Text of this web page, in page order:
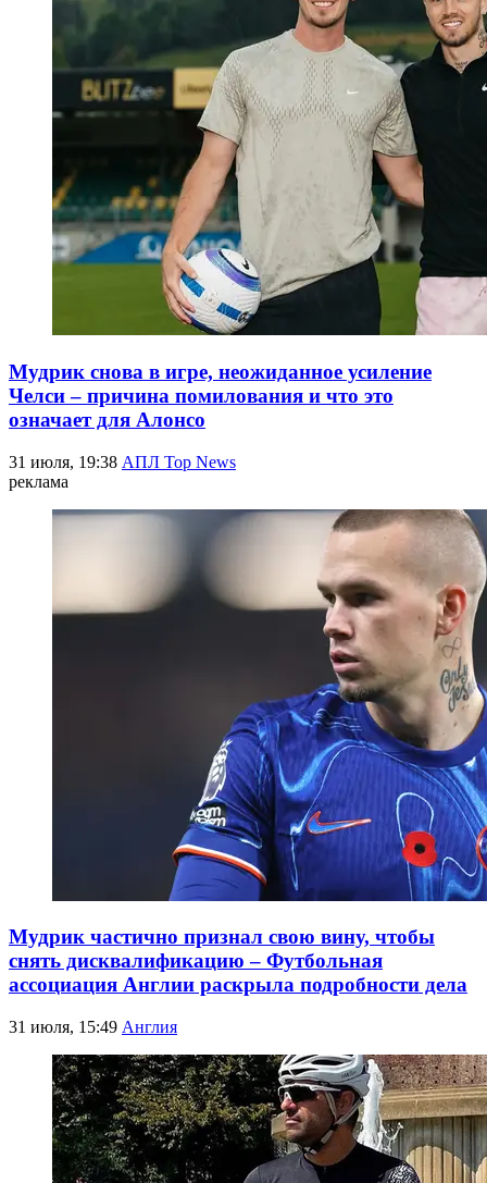
Мудрик снова в игре, неожиданное усиление
Челси – причина помилования и что это
означает для Алонсо
31 июля, 19:38 АПЛ Top News
реклама
Мудрик частично признал свою вину, чтобы
снять дисквалификацию – Футбольная
ассоциация Англии раскрыла подробности дела
31 июля, 15:49 Англия